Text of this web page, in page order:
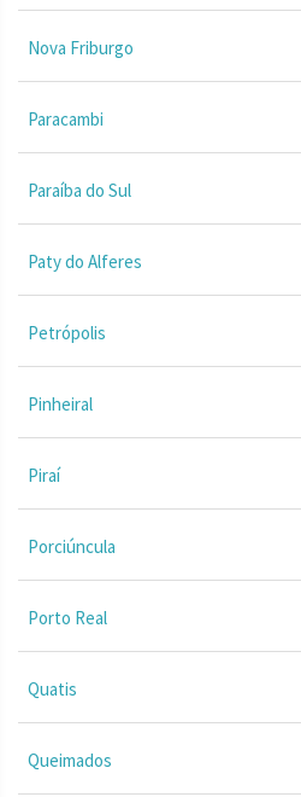
Nova Friburgo
Paracambi
Paraíba do Sul
Paty do Alferes
Petrópolis
Pinheiral
Piraí
Porciúncula
Porto Real
Quatis
Queimados